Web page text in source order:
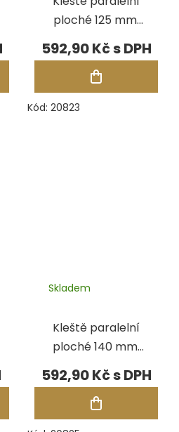
ploché 125 mm,
hladké čelisti
592,90 Kč
Kód: 20823
Kleště paralelní
ploché 140 mm,
hladké čelisti
Skladem
592,90 Kč